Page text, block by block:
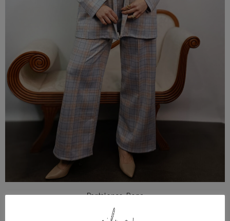
Pantalones,Ropa
Pantalón de cuadros azul y rosa de